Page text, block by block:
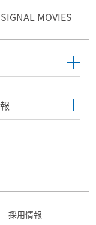
SIGNAL MOVIES
採用情報